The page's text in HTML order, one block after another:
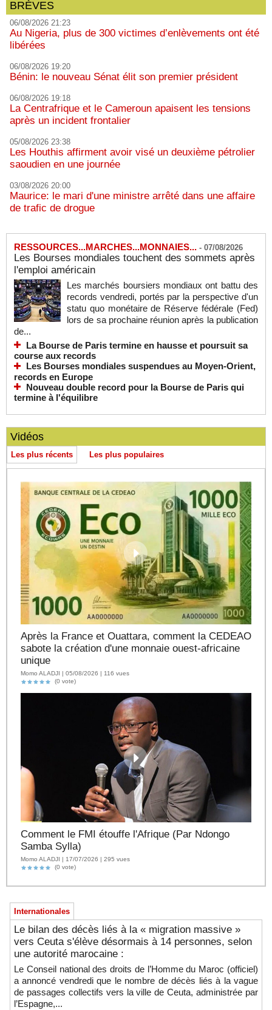
BRÈVES
06/08/2026 21:23
Au Nigeria, plus de 300 victimes d’enlèvements ont été
libérées
06/08/2026 19:20
Bénin: le nouveau Sénat élit son premier président
06/08/2026 19:18
La Centrafrique et le Cameroun apaisent les tensions
après un incident frontalier
05/08/2026 23:38
Les Houthis affirment avoir visé un deuxième pétrolier
saoudien en une journée
03/08/2026 20:00
Maurice: le mari d'une ministre arrêté dans une affaire
de trafic de drogue
RESSOURCES...MARCHES...MONNAIES... - 07/08/2026
Les Bourses mondiales touchent des sommets après
l'emploi américain
Les marchés boursiers mondiaux ont battu des
records vendredi, portés par la perspective d'un
statu quo monétaire de Réserve fédérale (Fed)
lors de sa prochaine réunion après la publication
de...
La Bourse de Paris termine en hausse et poursuit sa
course aux records
Les Bourses mondiales suspendues au Moyen-Orient,
records en Europe
Nouveau double record pour la Bourse de Paris qui
termine à l'équilibre
Vidéos
Les plus récents Les plus populaires
Après la France et Ouattara, comment la CEDEAO
sabote la création d'une monnaie ouest-africaine
unique
Momo ALADJI | 05/08/2026 | 116 vues
(0 vote)
Comment le FMI étouffe l'Afrique (Par Ndongo
Samba Sylla)
Momo ALADJI | 17/07/2026 | 295 vues
(0 vote)
Internationales
Le bilan des décès liés à la « migration massive »
vers Ceuta s'élève désormais à 14 personnes, selon
une autorité marocaine :
Le Conseil national des droits de l’Homme du Maroc (officiel)
a annoncé vendredi que le nombre de décès liés à la vague
de passages collectifs vers la ville de Ceuta, administrée par
l’Espagne,...